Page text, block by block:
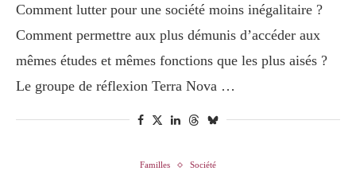
Comment lutter pour une société moins inégalitaire ?
Comment permettre aux plus démunis d’accéder aux
mêmes études et mêmes fonctions que les plus aisés ?
Le groupe de réflexion Terra Nova …
Familles Société